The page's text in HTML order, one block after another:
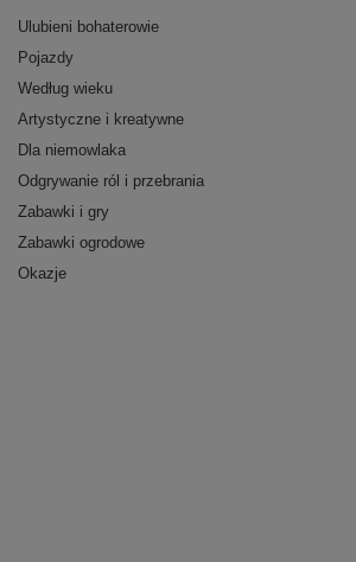
Ulubieni bohaterowie
Pojazdy
Według wieku
Artystyczne i kreatywne
Dla niemowlaka
Odgrywanie ról i przebrania
Zabawki i gry
Zabawki ogrodowe
Okazje